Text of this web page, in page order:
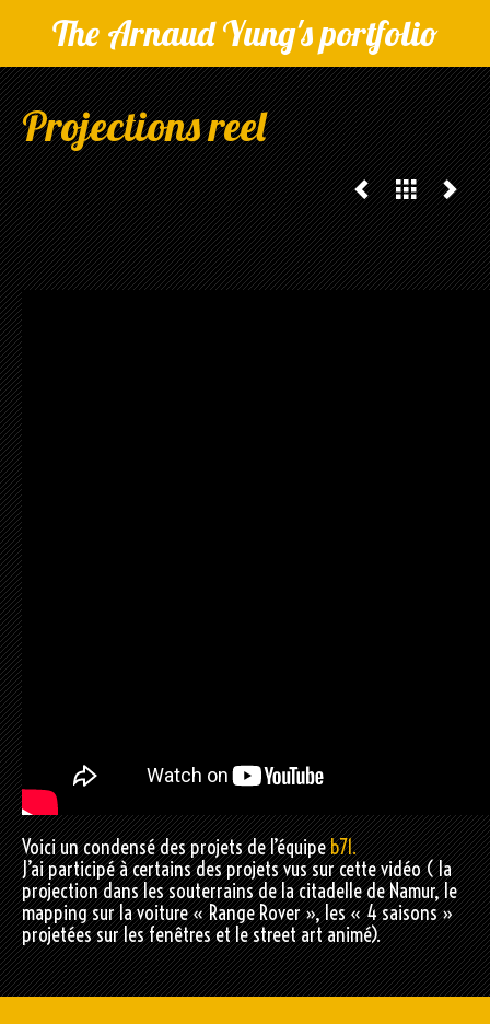
The Arnaud Yung's portfolio
Projections reel
Voici un condensé des projets de l’équipeb71.
J’ai participé à certains des projets vus sur cette vidéo ( la
projection dans les souterrains de la citadelle de Namur, le
mapping sur la voiture « Range Rover », les « 4 saisons »
projetées sur les fenêtres et le street art animé).